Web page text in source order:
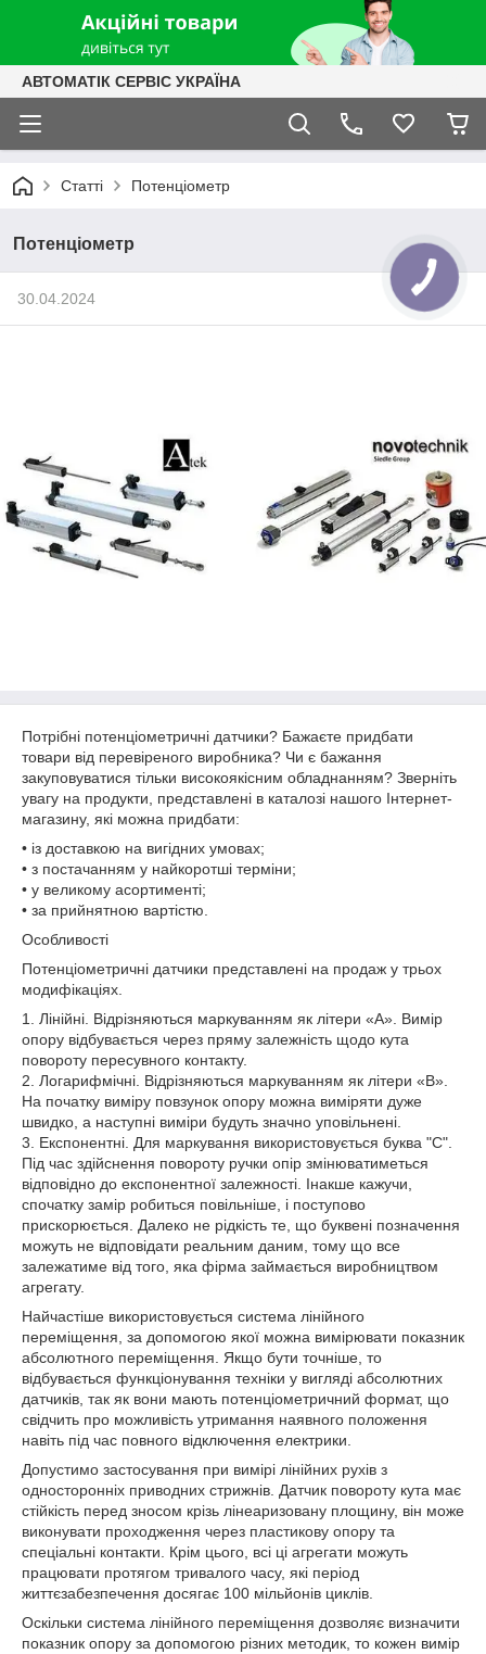
АВТОМАТІК СЕРВІС УКРАЇНА
Статті Потенціометр
Потенціометр
30.04.2024
Потрібні потенціометричні датчики? Бажаєте придбати
товари від перевіреного виробника? Чи є бажання
закуповуватися тільки високоякісним обладнанням? Зверніть
увагу на продукти, представлені в каталозі нашого Інтернет-
магазину, які можна придбати:
• із доставкою на вигідних умовах;
• з постачанням у найкоротші терміни;
• у великому асортименті;
• за прийнятною вартістю.
Особливості
Потенціометричні датчики представлені на продаж у трьох
модифікаціях.
1. Лінійні. Відрізняються маркуванням як літери «А». Вимір
опору відбувається через пряму залежність щодо кута
повороту пересувного контакту.
2. Логарифмічні. Відрізняються маркуванням як літери «В».
На початку виміру повзунок опору можна виміряти дуже
швидко, а наступні виміри будуть значно уповільнені.
3. Експонентні. Для маркування використовується буква "С".
Під час здійснення повороту ручки опір змінюватиметься
відповідно до експонентної залежності. Інакше кажучи,
спочатку замір робиться повільніше, і поступово
прискорюється. Далеко не рідкість те, що буквені позначення
можуть не відповідати реальним даним, тому що все
залежатиме від того, яка фірма займається виробництвом
агрегату.
Найчастіше використовується система лінійного
переміщення, за допомогою якої можна вимірювати показник
абсолютного переміщення. Якщо бути точніше, то
відбувається функціонування техніки у вигляді абсолютних
датчиків, так як вони мають потенціометричний формат, що
свідчить про можливість утримання наявного положення
навіть під час повного відключення електрики.
Допустимо застосування при вимірі лінійних рухів з
односторонніх приводних стрижнів. Датчик повороту кута має
стійкість перед зносом крізь лінеаризовану площину, він може
виконувати проходження через пластикову опору та
спеціальні контакти. Крім цього, всі ці агрегати можуть
працювати протягом тривалого часу, які період
життєзабезпечення досягає 100 мільйонів циклів.
Оскільки система лінійного переміщення дозволяє визначити
показник опору за допомогою різних методик, то кожен вимір